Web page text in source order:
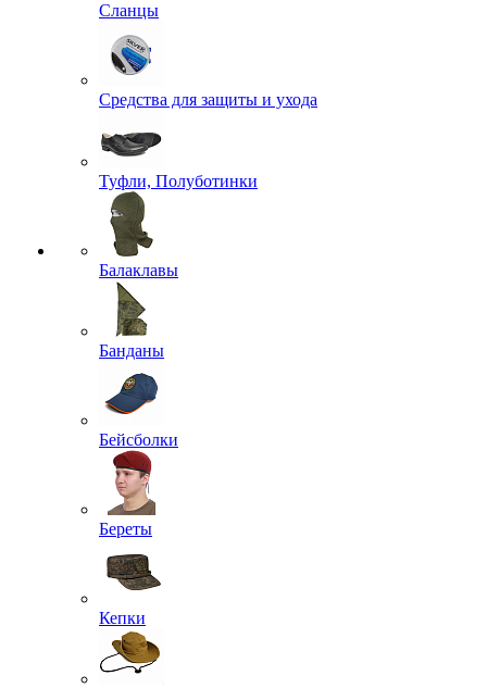
Сланцы
Средства для защиты и ухода
Туфли, Полуботинки
Балаклавы
Банданы
Бейсболки
Береты
Кепки